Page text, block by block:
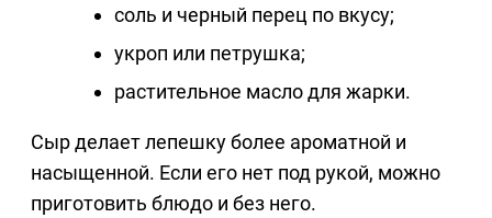
соль и черный перец по вкусу;
укроп или петрушка;
растительное масло для жарки.
Сыр делает лепешку более ароматной и
насыщенной. Если его нет под рукой, можно
приготовить блюдо и без него.